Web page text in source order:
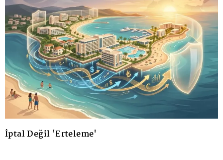
İptal Değil 'Erteleme'